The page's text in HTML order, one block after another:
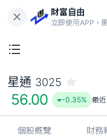
財富自由
立即使用APP，
星通 3025
56.00 -0.35% 最
個股概覽 財務